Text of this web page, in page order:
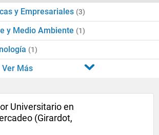
y Empresariales (3)
y Medio Ambiente (1)
(1)
Ver Más
Universitario en
(Girardot,